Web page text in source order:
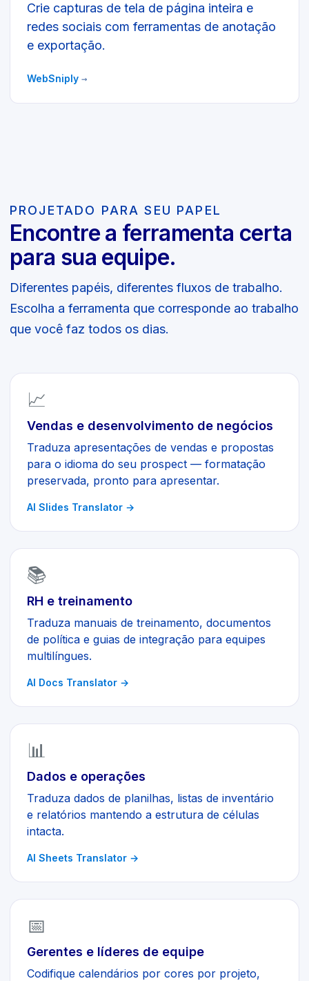
Crie capturas de tela de página inteira e
redes sociais com ferramentas de anotação
e exportação.
WebSniply →
PROJETADO PARA SEU PAPEL
Encontre a ferramenta certa
para sua equipe.
Diferentes papéis, diferentes fluxos de trabalho.
Escolha a ferramenta que corresponde ao trabalho
que você faz todos os dias.
📈
Vendas e desenvolvimento de negócios
Traduza apresentações de vendas e propostas
para o idioma do seu prospect — formatação
preservada, pronto para apresentar.
AI Slides Translator →
📚
RH e treinamento
Traduza manuais de treinamento, documentos
de política e guias de integração para equipes
multilíngues.
AI Docs Translator →
📊
Dados e operações
Traduza dados de planilhas, listas de inventário
e relatórios mantendo a estrutura de células
intacta.
AI Sheets Translator →
📅
Gerentes e líderes de equipe
Codifique calendários por cores por projeto,